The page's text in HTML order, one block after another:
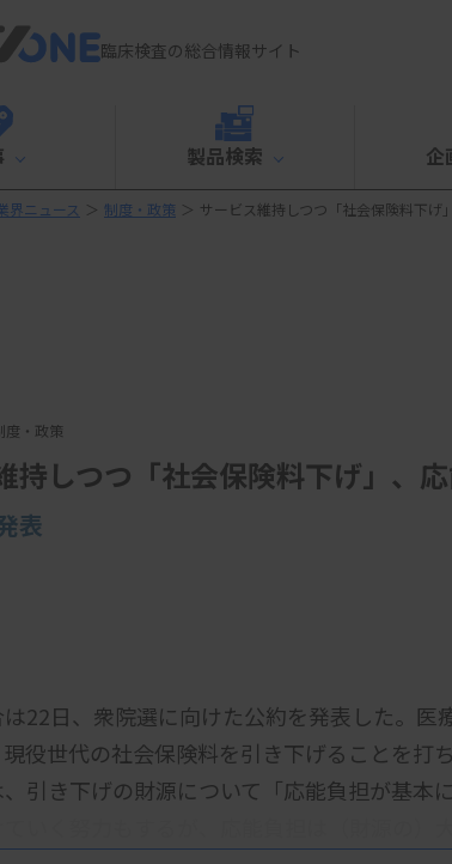
臨床検査の総合情報サイト
製品検索 企
界ニュース ＞ 制度・政策 ＞ サービス維持しつつ「社会保険料下げ
度・政策
持しつつ「社会保険料下げ」、
表
22日、衆院選に向けた公約を発表した。医
役世代の社会保険料を引き下げることを打
引き下げの財源について「応能負担が基本